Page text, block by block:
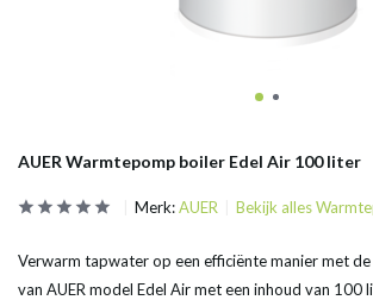
AUER Warmtepomp boiler Edel Air 100 liter
Merk:AUER Bekijk alles
Verwarm tapwater op een efficiënte manier met
van AUER model Edel Air met een inhoud van 100